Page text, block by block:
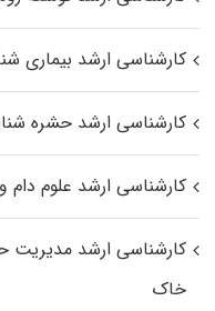
کارشناسی ارشد بیماری‌
کارشناسی ارشد حشره‌
کارشناسی ارشد علوم دام
کارشناسی ارشد مدیریت
خاک